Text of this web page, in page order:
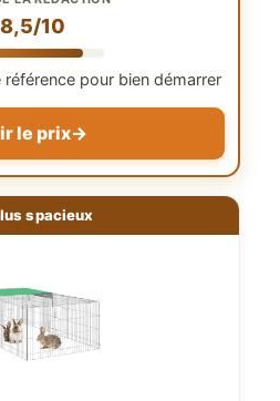
8,5/10
pour bien démarrer
le prix→
spacieux